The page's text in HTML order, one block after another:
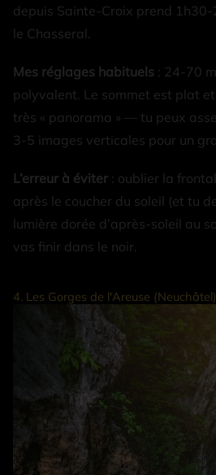
depuis Sainte-Croix prend
le Chasseral.
Mes réglages habituels : 24-70
polyvalent. Le sommet est plat
très « panorama » — tu peux
3-5 images verticales pour un
L’erreur à éviter : oublier la
après le coucher du soleil (et tu
lumière dorée d’après-soleil au
vas finir dans le noir.
4. Les Gorges de l'Areuse (Neuchâtel)